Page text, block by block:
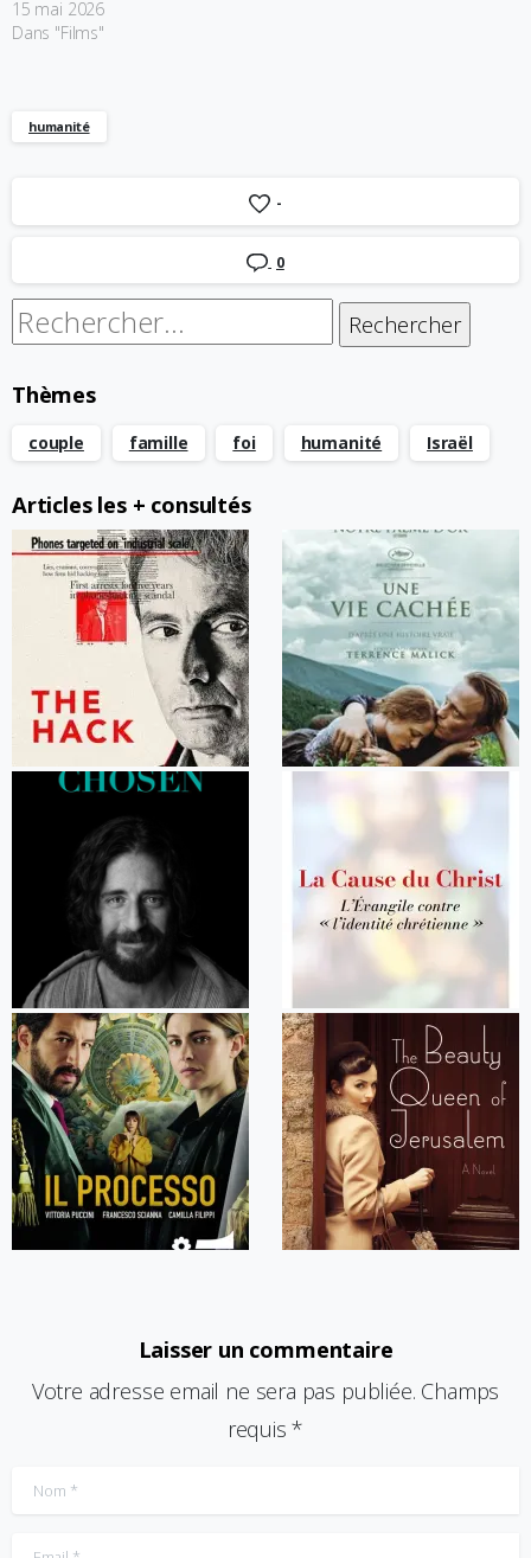
15 mai 2026
Dans "Films"
humanité
-
0
Rechercher :
Thèmes
couple famille foi humanité Israël
Articles les + consultés
Laisser un commentaire
Votre adresse email ne sera pas publiée. Champs
requis *
Nom*
Email*